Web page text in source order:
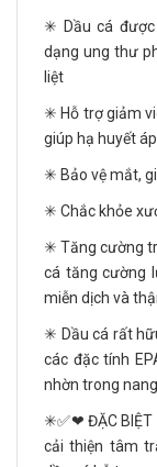
✳ Dầu cá
dạng ung thư
liệt
✳ Hỗ trợ giảm
giúp hạ huyết áp
✳ Bảo vệ mắt,
✳ Chắc khỏe
✳ Tăng cường
cá tăng cường
miễn dịch và
✳ Dầu cá rất
các đặc tính
nhờn trong
✳✅❤ ĐẶC BIỆT
cải thiện tâm